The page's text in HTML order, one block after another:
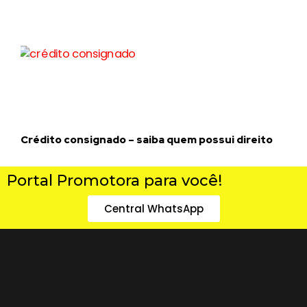
Crédito consignado – saiba quem possui direito
Portal Promotora para você!
Central WhatsApp